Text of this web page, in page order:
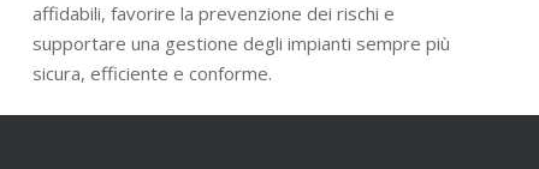
affidabili, favorire la prevenzione dei rischi e
supportare una gestione degli impianti sempre più
sicura, efficiente e conforme.